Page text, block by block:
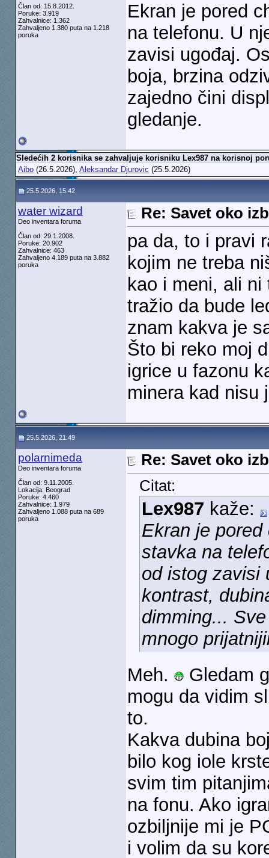
Član od: 15.8.2012.
Poruke: 3.919
Zahvalnice: 1.362
Zahvaljeno 1.380 puta na 1.218
poruka
Ekran je pored
na telefonu. U
zavisi ugođaj.
boja, brzina
zajedno čini
gledanje.
Sledećih 2 korisnika se zahvaljuje korisniku Lex987 na korisnoj
Aibo(26.5.2026), Aleksandar Djurovic (25.5.2026)
25.5.2026, 15:42
water wizard
Deo inventara foruma
Član od: 29.1.2008.
Poruke: 20.902
Zahvalnice: 463
Zahvaljeno 4.189 puta na 3.882
poruka
Re: Savet oko
pa da, to i pravi
kojim ne treba
kao i meni, ali
tražio da bude
znam kakva je
Što bi reko moj
igrice u fazonu
minera kad nisu
25.5.2026, 21:49
polarnimeda
Deo inventara foruma
Član od: 9.11.2005.
Lokacija: Beograd
Poruke: 4.460
Zahvalnice: 1.979
Zahvaljeno 1.088 puta na 689
poruka
Re: Savet oko
Citat:
Lex987 kaže:
Ekran je
stavka na
od istog zavisi
kontrast,
dimming...
mnogo
Meh.
Gledam
mogu da vidim
to.
Kakva dubina
bilo kog iole
svim tim
na fonu. Ako
ozbiljnije mi je
i volim da su